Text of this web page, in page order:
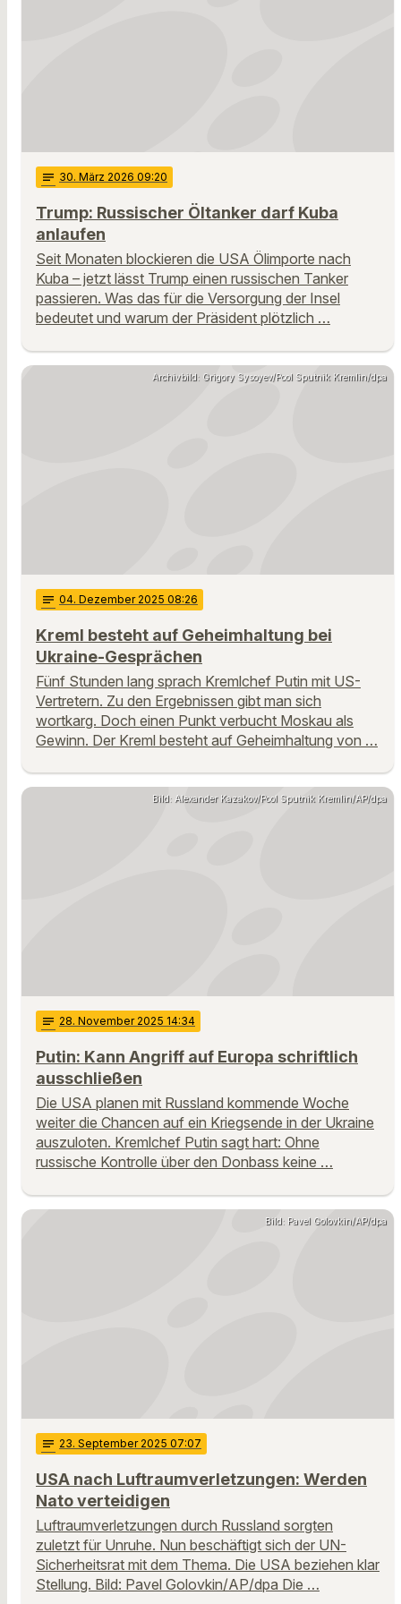
notes 30. März 2026 09:20
Trump: Russischer Öltanker darf Kuba
anlaufen
Seit Monaten blockieren die USA Ölimporte nach
Kuba – jetzt lässt Trump einen russischen Tanker
passieren. Was das für die Versorgung der Insel
bedeutet und warum der Präsident plötzlich …
Archivbild: Grigory Sysoyev/Pool Sputnik Kremlin/dpa
notes 04. Dezember 2025 08:26
Kreml besteht auf Geheimhaltung bei
Ukraine-Gesprächen
Fünf Stunden lang sprach Kremlchef Putin mit US-
Vertretern. Zu den Ergebnissen gibt man sich
wortkarg. Doch einen Punkt verbucht Moskau als
Gewinn. Der Kreml besteht auf Geheimhaltung von …
Bild: Alexander Kazakov/Pool Sputnik Kremlin/AP/dpa
notes 28. November 2025 14:34
Putin: Kann Angriff auf Europa schriftlich
ausschließen
Die USA planen mit Russland kommende Woche
weiter die Chancen auf ein Kriegsende in der Ukraine
auszuloten. Kremlchef Putin sagt hart: Ohne
russische Kontrolle über den Donbass keine …
Bild: Pavel Golovkin/AP/dpa
notes 23. September 2025 07:07
USA nach Luftraumverletzungen: Werden
Nato verteidigen
Luftraumverletzungen durch Russland sorgten
zuletzt für Unruhe. Nun beschäftigt sich der UN-
Sicherheitsrat mit dem Thema. Die USA beziehen klar
Stellung. Bild: Pavel Golovkin/AP/dpa Die …